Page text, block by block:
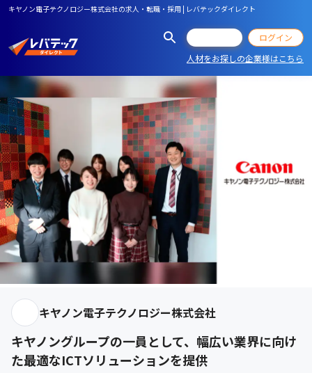
キヤノン電子テクノロジー株式会社の求人・転職・採用 | レバテックダイレクト
ログイン
人材をお探しの企業様はこちら
キヤノン電子テクノロジー株式会社
キヤノングループの一員として、幅広い業界に向け
た最適なICTソリューションを提供